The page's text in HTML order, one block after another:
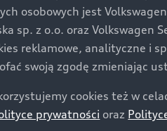
cyfrowe
osobowych jest
sp. z o.o. oraz Volkswagen
reklamowe, analityczne i
swoją zgodę zmieniając
cookies też w
prywatności oraz